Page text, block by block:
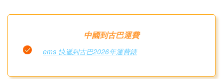
中國到古巴運費
ems 快遞到古巴2026年運費錶